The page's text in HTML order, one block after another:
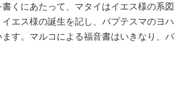
くにあたって、マタイはイエス様の系図
エス様の誕生を記し、バプテスマのヨハ
す。マルコによる福音書はいきなり、バ